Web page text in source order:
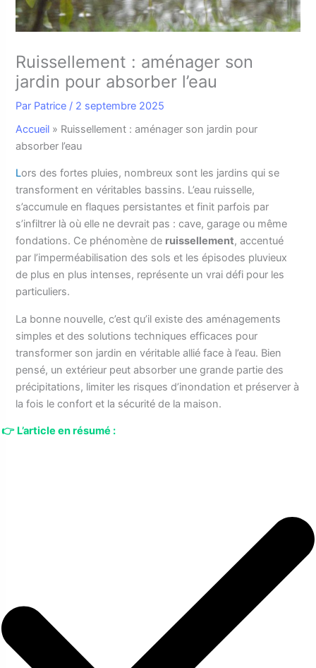
Ruissellement : aménager son
jardin pour absorber l’eau
Par Patrice / 2 septembre 2025
Accueil » Ruissellement : aménager son jardin pour
absorber l’eau
Lors des fortes pluies, nombreux sont les jardins qui se
transforment en véritables bassins. L’eau ruisselle,
s’accumule en flaques persistantes et finit parfois par
s’infiltrer là où elle ne devrait pas : cave, garage ou même
fondations. Ce phénomène de ruissellement, accentué
par l’imperméabilisation des sols et les épisodes pluvieux
de plus en plus intenses, représente un vrai défi pour les
particuliers.
La bonne nouvelle, c’est qu’il existe des aménagements
simples et des solutions techniques efficaces pour
transformer son jardin en véritable allié face à l’eau. Bien
pensé, un extérieur peut absorber une grande partie des
précipitations, limiter les risques d’inondation et préserver à
la fois le confort et la sécurité de la maison.
👉 L’article en résumé :